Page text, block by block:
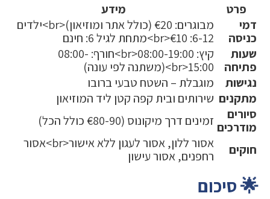
פרט
מידע
דמי
כניסה
מבוגרים: €20 (כולל אתר ומוזיאון)<br>ילדים
6-12: €10<br>מתחת לגיל 6: חינם
שעות
פתיחה
קיץ: 08:00-19:00<br>חורף: 08:00-
15:00<br>(משתנה לפי עונה)
נגישות
מוגבלת – השטח טבעי ברובו
מתקנים שירותים ובית קפה קטן ליד המוזיאון
סיורים
מודרכים זמינים דרך מיקונוס (€80-90 כולל הכל)
חוקים
אסור ללון, אסור לעגון ללא אישור<br>אסור
רחפנים, אסור עישון
🌟 סיכום